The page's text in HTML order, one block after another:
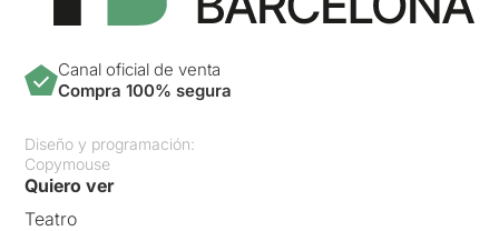
Canal oficial de venta
Compra 100% segura
Diseño y programación:
Copymouse
Quiero ver
Teatro